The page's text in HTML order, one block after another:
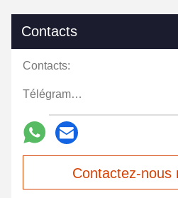
Contacts
Contacts:
Télégramme:
Contactez-nous